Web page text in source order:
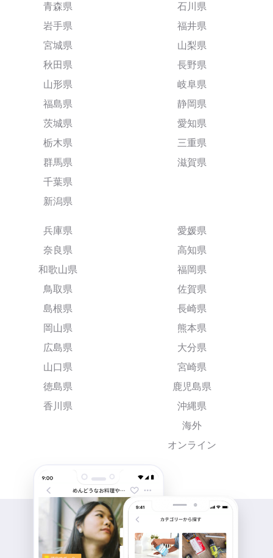
青森県
岩手県
宮城県
秋田県
山形県
福島県
茨城県
栃木県
群馬県
千葉県
新潟県
石川県
福井県
山梨県
長野県
岐阜県
静岡県
愛知県
三重県
滋賀県
兵庫県
奈良県
和歌山県
鳥取県
島根県
岡山県
広島県
山口県
徳島県
香川県
愛媛県
高知県
福岡県
佐賀県
長崎県
熊本県
大分県
宮崎県
鹿児島県
沖縄県
海外
オンライン